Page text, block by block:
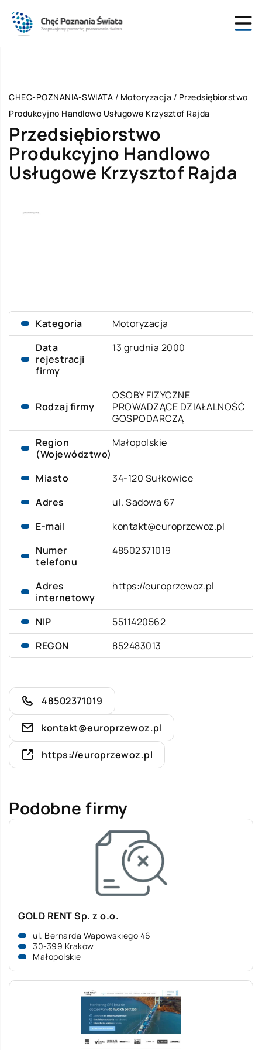
CHEC-POZNANIA-SWIATA / Motoryzacja / Przedsiębiorstwo
Produkcyjno Handlowo Usługowe Krzysztof Rajda
Przedsiębiorstwo
Produkcyjno Handlowo
Usługowe Krzysztof Rajda
Kategoria
Motoryzacja
Data
rejestracji
firmy
13 grudnia 2000
Rodzaj firmy
OSOBY FIZYCZNE
PROWADZĄCE DZIAŁALNOŚĆ
GOSPODARCZĄ
Region
(Województwo)
Małopolskie
Miasto
34-120 Sułkowice
Adres
ul. Sadowa 67
E-mail
kontakt@europrzewoz.pl
Numer
telefonu
48502371019
Adres
internetowy
https://europrzewoz.pl
NIP
5511420562
REGON
852483013
48502371019
kontakt@europrzewoz.pl
https://europrzewoz.pl
Podobne firmy
GOLD RENT Sp. z o.o.
ul. Bernarda Wapowskiego 46
30-399 Kraków
Małopolskie